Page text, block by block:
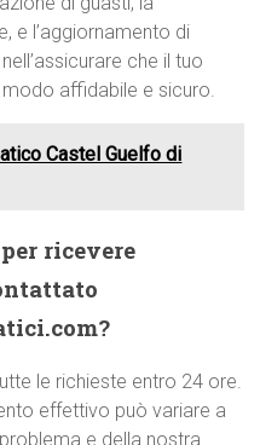
e l’aggiornamento di
che il tuo
affidabile e sicuro.
Castel Guelfo di
ricevere
le richieste entro 24 ore.
effettivo può variare a
e della nostra